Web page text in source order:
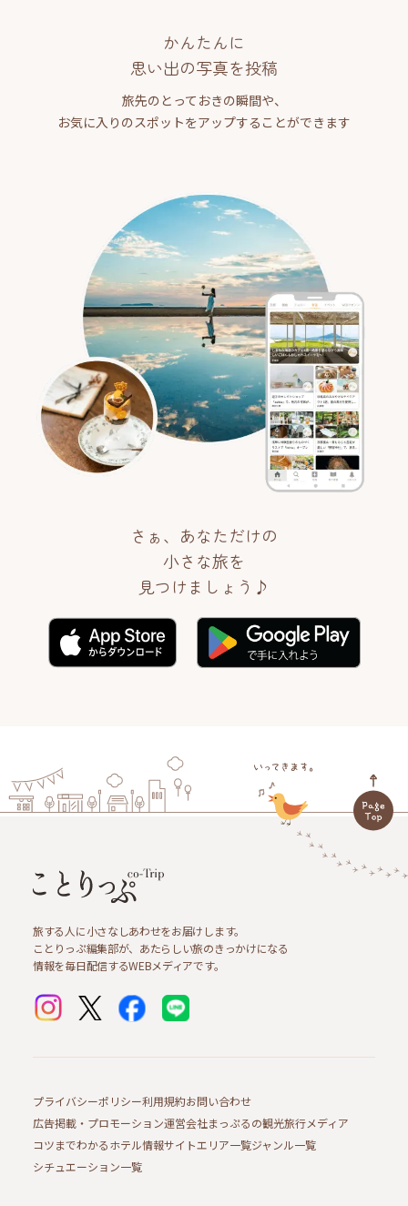
かんたんに
思い出の写真を投稿
旅先のとっておきの瞬間や、
お気に入りのスポットをアップすることができます
さぁ、あなただけの
小さな旅を
見つけましょう♪
旅する人に小さなしあわせをお届けします。
ことりっぷ編集部が、あたらしい旅のきっかけになる
情報を毎日配信するWEBメディアです。
プライバシーポリシー利用規約お問い合わせ
広告掲載・プロモーション運営会社まっぷるの観光旅行メディア
コツまでわかるホテル情報サイトエリア一覧ジャンル一覧
シチュエーション一覧